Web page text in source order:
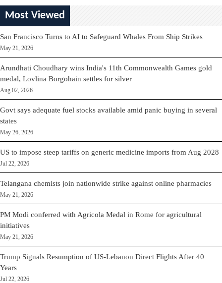
Most Viewed
San Francisco Turns to AI to Safeguard Whales From Ship Strikes
May 21, 2026
Arundhati Choudhary wins India's 11th Commonwealth Games gold
medal, Lovlina Borgohain settles for silver
Aug 02, 2026
Govt says adequate fuel stocks available amid panic buying in several
states
May 26, 2026
US to impose steep tariffs on generic medicine imports from Aug 2028
Jul 22, 2026
Telangana chemists join nationwide strike against online pharmacies
May 21, 2026
PM Modi conferred with Agricola Medal in Rome for agricultural
initiatives
May 21, 2026
Trump Signals Resumption of US-Lebanon Direct Flights After 40
Years
Jul 22, 2026